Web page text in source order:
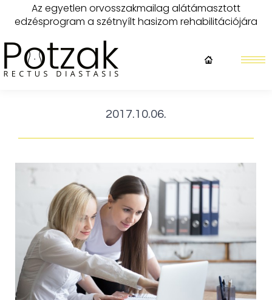
Az egyetlen orvosszakmailag alátámasztott
edzésprogram a szétnyílt hasizom rehabilitációjára
2017.10.06.